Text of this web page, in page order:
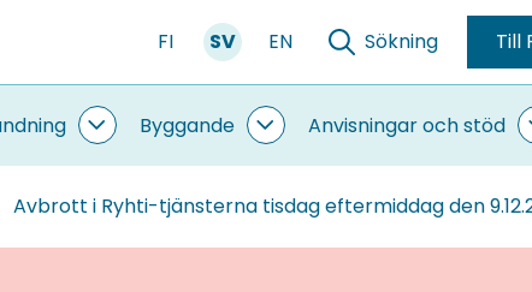
FI SV EN Sökning Till
Områdesanvändning
undersidor
Byggande
Byggande
undersidor
Anvisningar och stöd
Avbrott i Ryhti-tjänsterna tisdag eftermiddag den